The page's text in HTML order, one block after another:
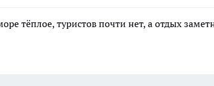
тёплое, туристов почти нет, а отдых